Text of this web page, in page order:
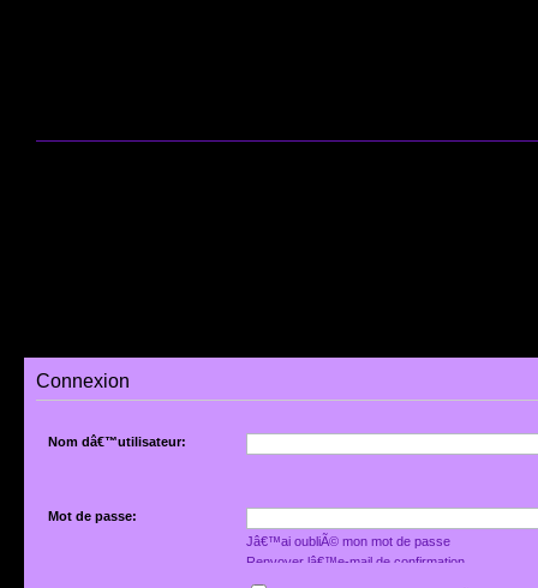
Connexion
Nom dâ€™utilisateur:
Mot de passe:
Jâ€™ai oubliÃ© mon mot de passe
Renvoyer lâ€™e-mail de confirmation